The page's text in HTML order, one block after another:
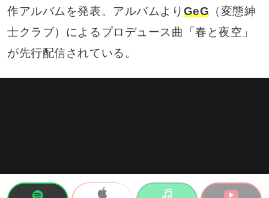
作アルバムを発表。アルバムより GeG （変態紳
士クラブ）によるプロデュース曲「春と夜空」
が先行配信されている。